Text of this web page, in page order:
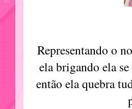
Representando o
ela brigando ela
então ela quebra